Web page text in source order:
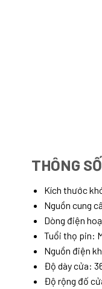
THÔNG
Kích thước
Nguồn cung
Dòng điện
Tuổi thọ pin:
Nguồn điện
Độ dày cửa:
Độ rộng đố